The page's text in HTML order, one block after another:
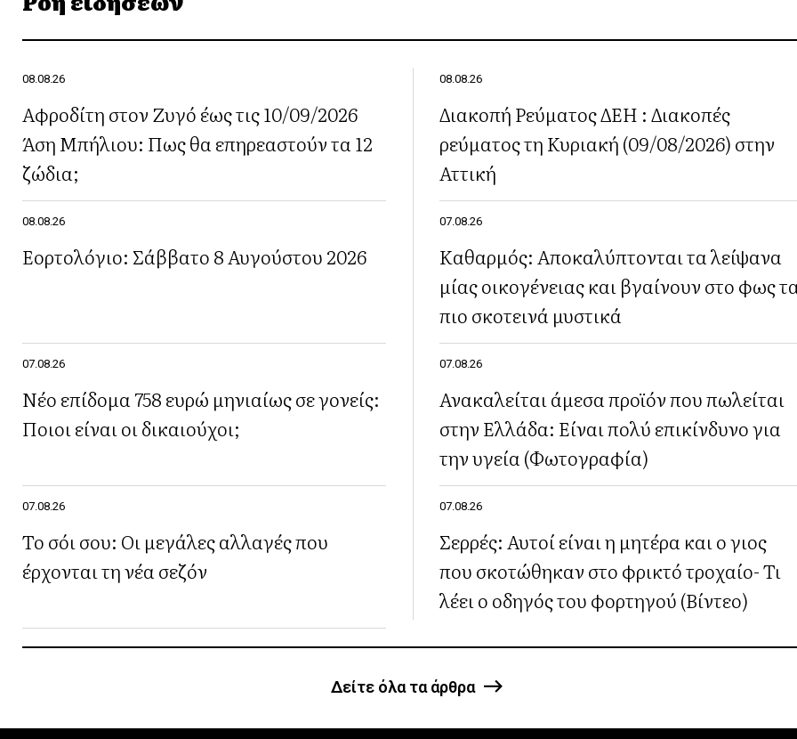
08.08.26
Αφροδίτη στον Ζυγό έως τις 10/09/2026
Άση Μπήλιου: Πως θα επηρεαστούν τα 12
ζώδια;
08.08.26
Διακοπή Ρεύματος ΔΕΗ : Διακοπές
ρεύματος τη Κυριακή (09/08/2026) στην
Αττική
08.08.26
Εορτολόγιο: Σάββατο 8 Αυγούστου 2026
07.08.26
Καθαρμός: Αποκαλύπτονται τα λείψανα
μίας οικογένειας και βγαίνουν στο φως
πιο σκοτεινά μυστικά
07.08.26
Νέο επίδομα 758 ευρώ μηνιαίως σε γονείς:
Ποιοι είναι οι δικαιούχοι;
07.08.26
Ανακαλείται άμεσα προϊόν που πωλείται
στην Ελλάδα: Είναι πολύ επικίνδυνο για
την υγεία (Φωτογραφία)
07.08.26
Το σόι σου: Οι μεγάλες αλλαγές που
έρχονται τη νέα σεζόν
07.08.26
Σερρές: Αυτοί είναι η μητέρα και ο γιος
που σκοτώθηκαν στο φρικτό τροχαίο- Τι
λέει ο οδηγός του φορτηγού (Βίντεο)
Δείτε όλα τα άρθρα